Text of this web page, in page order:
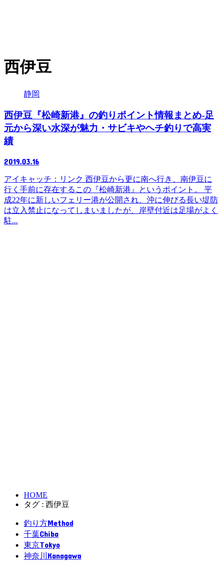
西伊豆
静岡
西伊豆『松崎新港』の釣りポイント情報まとめ-足
元から深い水深が魅力・サビキやヘチ釣りで高実
績
2019.03.16
アイキャッチ：リンク 西伊豆から更に南へ行き、南伊豆に
行く手前に存在するこの『松崎新港』というポイント。 平
成22年に新しいフェリー港が公開され、沖に伸びる長い堤防
は立入禁止になってしまいましたが、岸壁付近は足場がよく
駐...
HOME
タグ : 西伊豆
釣り方Method
千葉Chiba
東京Tokyo
神奈川 Kanagawa